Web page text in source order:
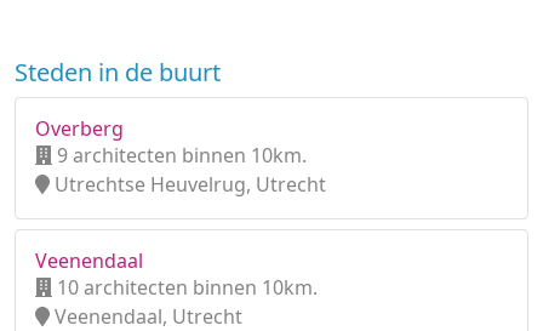
Steden in de buurt
Overberg
9 architecten binnen 10km.
Utrechtse Heuvelrug, Utrecht
Veenendaal
10 architecten binnen 10km.
Veenendaal, Utrecht